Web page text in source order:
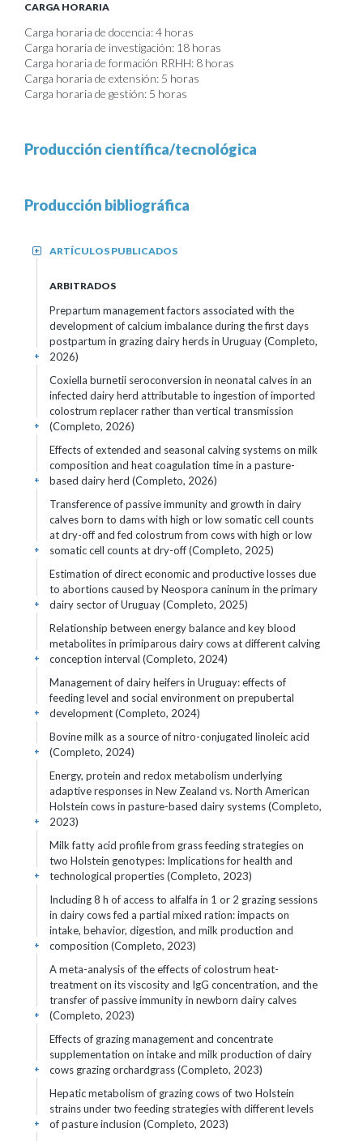
CARGA HORARIA
Carga horaria de docencia: 4 horas
Carga horaria de investigación: 18 horas
Carga horaria de formación RRHH: 8 horas
Carga horaria de extensión: 5 horas
Carga horaria de gestión: 5 horas
Producción científica/tecnológica
Producción bibliográfica
ARTÍCULOS PUBLICADOS
+
ARBITRADOS
Prepartum management factors associated with the
development of calcium imbalance during the first days
postpartum in grazing dairy herds in Uruguay (Completo,
2026)
+
Coxiella burnetii seroconversion in neonatal calves in an
infected dairy herd attributable to ingestion of imported
colostrum replacer rather than vertical transmission
(Completo, 2026)
+
Effects of extended and seasonal calving systems on milk
composition and heat coagulation time in a pasture-
based dairy herd (Completo, 2026)
+
Transference of passive immunity and growth in dairy
calves born to dams with high or low somatic cell counts
at dry-off and fed colostrum from cows with high or low
somatic cell counts at dry-off (Completo, 2025)
+
Estimation of direct economic and productive losses due
to abortions caused by Neospora caninum in the primary
dairy sector of Uruguay (Completo, 2025)
+
Relationship between energy balance and key blood
metabolites in primiparous dairy cows at different calving
conception interval (Completo, 2024)
+
Management of dairy heifers in Uruguay: effects of
feeding level and social environment on prepubertal
development (Completo, 2024)
+
Bovine milk as a source of nitro-conjugated linoleic acid
(Completo, 2024)
+
Energy, protein and redox metabolism underlying
adaptive responses in New Zealand vs. North American
Holstein cows in pasture-based dairy systems (Completo,
2023)
+
Milk fatty acid profile from grass feeding strategies on
two Holstein genotypes: Implications for health and
technological properties (Completo, 2023)
+
Including 8 h of access to alfalfa in 1 or 2 grazing sessions
in dairy cows fed a partial mixed ration: impacts on
intake, behavior, digestion, and milk production and
composition (Completo, 2023)
+
A meta-analysis of the effects of colostrum heat-
treatment on its viscosity and IgG concentration, and the
transfer of passive immunity in newborn dairy calves
(Completo, 2023)
+
Effects of grazing management and concentrate
supplementation on intake and milk production of dairy
cows grazing orchardgrass (Completo, 2023)
+
Hepatic metabolism of grazing cows of two Holstein
strains under two feeding strategies with different levels
of pasture inclusion (Completo, 2023)
+